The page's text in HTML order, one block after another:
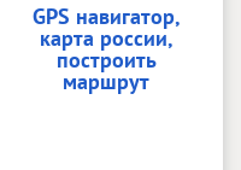
GPS навигатор,
карта россии,
построить
маршрут